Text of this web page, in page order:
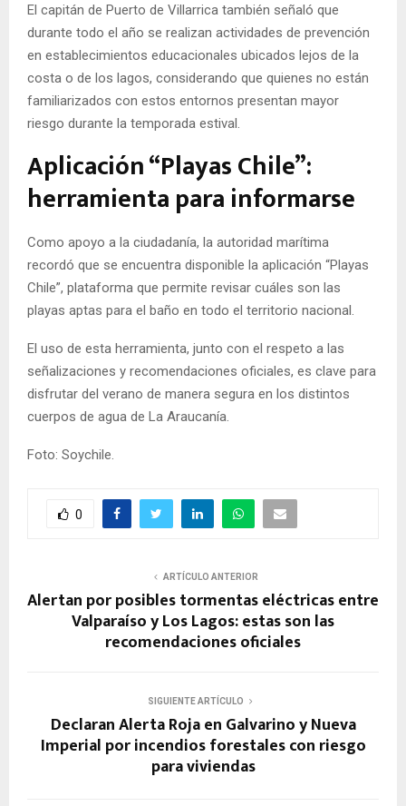
El capitán de Puerto de Villarrica también señaló que
durante todo el año se realizan actividades de prevención
en establecimientos educacionales ubicados lejos de la
costa o de los lagos, considerando que quienes no están
familiarizados con estos entornos presentan mayor
riesgo durante la temporada estival.
Aplicación “Playas Chile”:
herramienta para informarse
Como apoyo a la ciudadanía, la autoridad marítima
recordó que se encuentra disponible la aplicación “Playas
Chile”, plataforma que permite revisar cuáles son las
playas aptas para el baño en todo el territorio nacional.
El uso de esta herramienta, junto con el respeto a las
señalizaciones y recomendaciones oficiales, es clave para
disfrutar del verano de manera segura en los distintos
cuerpos de agua de La Araucanía.
Foto: Soychile.
0
ARTÍCULO ANTERIOR
Alertan por posibles tormentas eléctricas entre
Valparaíso y Los Lagos: estas son las
recomendaciones oficiales
SIGUIENTE ARTÍCULO
Declaran Alerta Roja en Galvarino y Nueva
Imperial por incendios forestales con riesgo
para viviendas